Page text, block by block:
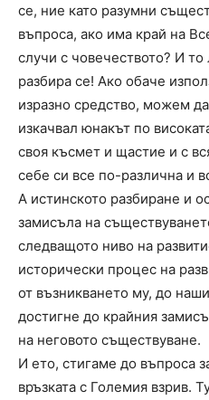
се, ние като разумни
въпроса, ако има край на
случи с човечеството? И
разбира се! Ако обаче
изразно средство, можем
изкачвал юнакът по
своя късмет и щастие и с
себе си все по-различна и
А истинското разбиране и
замисъла на
следващото ниво на
исторически процес на
от възникването му, до
достигне до крайния
на неговото съществуване.
И ето, стигаме до въпроса
връзката с Големия взрив.